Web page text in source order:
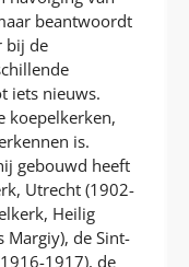
beantwoordt
bij de
iets nieuws.
koepelkerken,
is.
gebouwd heeft
Utrecht (1902-
Heilig
Margiy), de Sint-
1917), de